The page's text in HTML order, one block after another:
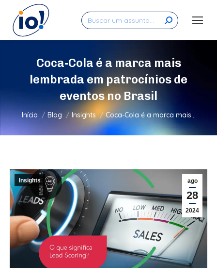
Search:
Coca-Cola é a marca mais
lembrada em patrocínios de
eventos no Brasil
Você está aqui:
Início Blog Insights Coca-Cola é a marca mais…
ago
28
2024
Insights